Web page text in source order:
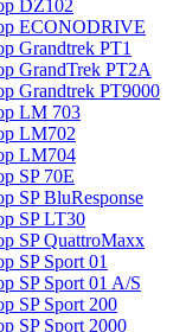
DZ102
ECONODRIVE
Grandtrek PT1
GrandTrek PT2A
Grandtrek PT9000
LM 703
LM702
LM704
SP 70E
SP BluResponse
SP LT30
SP QuattroMaxx
SP Sport 01
SP Sport 01 A/S
SP Sport 200
SP Sport 2000